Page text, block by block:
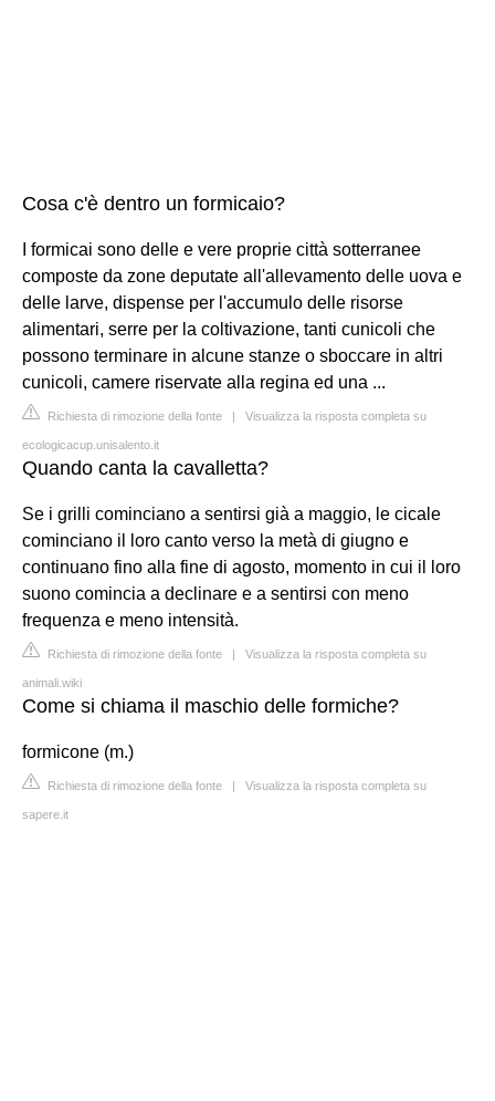
Cosa c'è dentro un formicaio?
I formicai sono delle e vere proprie città sotterranee
composte da zone deputate all'allevamento delle uova e
delle larve, dispense per l'accumulo delle risorse
alimentari, serre per la coltivazione, tanti cunicoli che
possono terminare in alcune stanze o sboccare in altri
cunicoli, camere riservate alla regina ed una ...
Richiesta di rimozione della fonte | Visualizza la risposta completa su
ecologicacup.unisalento.it
Quando canta la cavalletta?
Se i grilli cominciano a sentirsi già a maggio, le cicale
cominciano il loro canto verso la metà di giugno e
continuano fino alla fine di agosto, momento in cui il loro
suono comincia a declinare e a sentirsi con meno
frequenza e meno intensità.
Richiesta di rimozione della fonte | Visualizza la risposta completa su
animali.wiki
Come si chiama il maschio delle formiche?
formicone (m.)
Richiesta di rimozione della fonte | Visualizza la risposta completa su
sapere.it